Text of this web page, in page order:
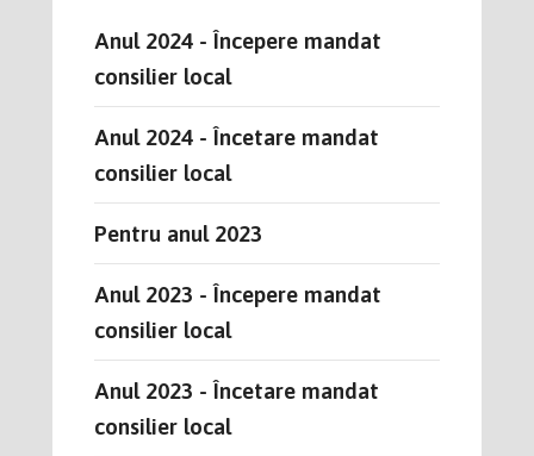
Anul 2024 - Începere mandat
consilier local
Anul 2024 - Încetare mandat
consilier local
Pentru anul 2023
Anul 2023 - Începere mandat
consilier local
Anul 2023 - Încetare mandat
consilier local